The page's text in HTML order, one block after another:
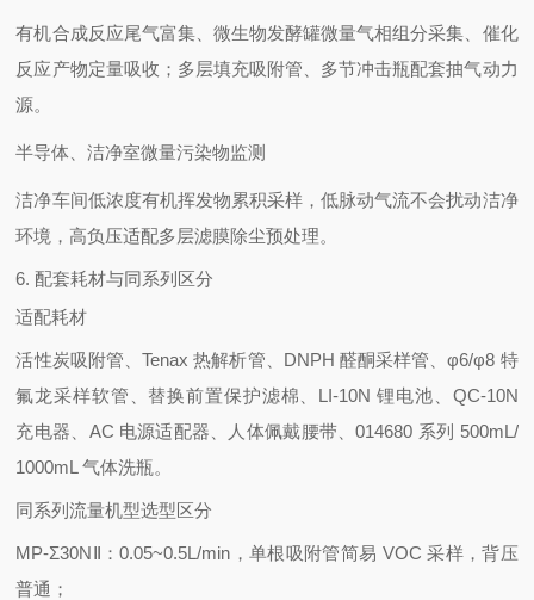
有机合成反应尾气富集、微生物发酵罐微量气相组分采集、催化
反应产物定量吸收；多层填充吸附管、多节冲击瓶配套抽气动力
源。
半导体、洁净室微量污染物监测
洁净车间低浓度有机挥发物累积采样，低脉动气流不会扰动洁净
环境，高负压适配多层滤膜除尘预处理。
6. 配套耗材与同系列区分
适配耗材
活性炭吸附管、Tenax 热解析管、DNPH 醛酮采样管、φ6/φ8 特
氟龙采样软管、替换前置保护滤棉、LI-10N 锂电池、QC-10N
充电器、AC 电源适配器、人体佩戴腰带、014680 系列 500mL/
1000mL 气体洗瓶。
同系列流量机型选型区分
MP-Σ30NⅡ：0.05~0.5L/min，单根吸附管简易 VOC 采样，背压
普通；